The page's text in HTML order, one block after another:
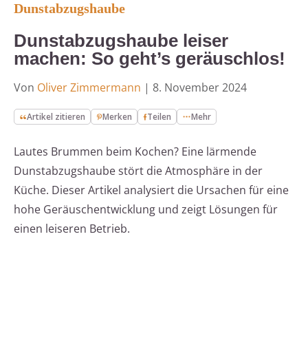
Dunstabzugshaube
Dunstabzugshaube leiser
machen: So geht’s geräuschlos!
Von Oliver Zimmermann | 8. November 2024
Artikel zitieren Merken Teilen Mehr
Lautes Brummen beim Kochen? Eine lärmende
Dunstabzugshaube stört die Atmosphäre in der
Küche. Dieser Artikel analysiert die Ursachen für eine
hohe Geräuschentwicklung und zeigt Lösungen für
einen leiseren Betrieb.